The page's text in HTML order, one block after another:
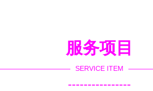
服务项目
SERVICE ITEM
----------------